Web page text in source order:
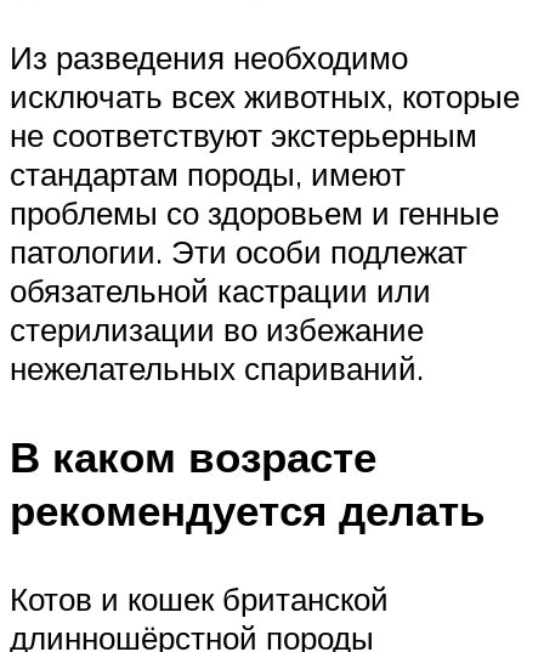
Из разведения необходимо
исключать всех животных, которые
не соответствуют экстерьерным
стандартам породы, имеют
проблемы со здоровьем и генные
патологии. Эти особи подлежат
обязательной кастрации или
стерилизации во избежание
нежелательных спариваний.
В каком возрасте
рекомендуется делать
Котов и кошек британской
длинношёрстной породы